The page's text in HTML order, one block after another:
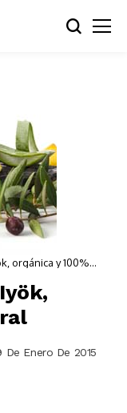
orgánica y 100%
De Enero De 2015